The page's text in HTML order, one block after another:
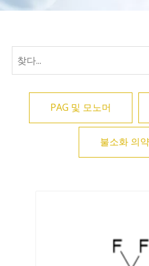
PAG 및 모노머
불소화 의